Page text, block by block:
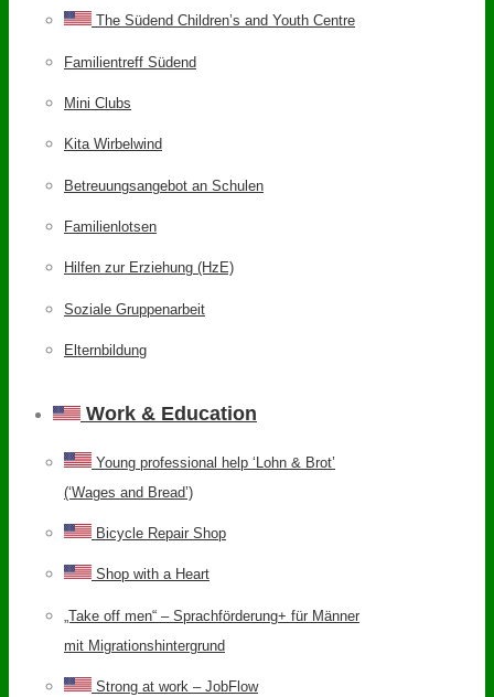
The Südend Children’s and Youth Centre
Familientreff Südend
Mini Clubs
Kita Wirbelwind
Betreuungsangebot an Schulen
Familienlotsen
Hilfen zur Erziehung (HzE)
Soziale Gruppenarbeit
Elternbildung
Work & Education
Young professional help ‘Lohn & Brot’
(‘Wages and Bread’)
Bicycle Repair Shop
Shop with a Heart
„Take off men“ – Sprachförderung+ für Männer
mit Migrationshintergrund
Strong at work – JobFlow